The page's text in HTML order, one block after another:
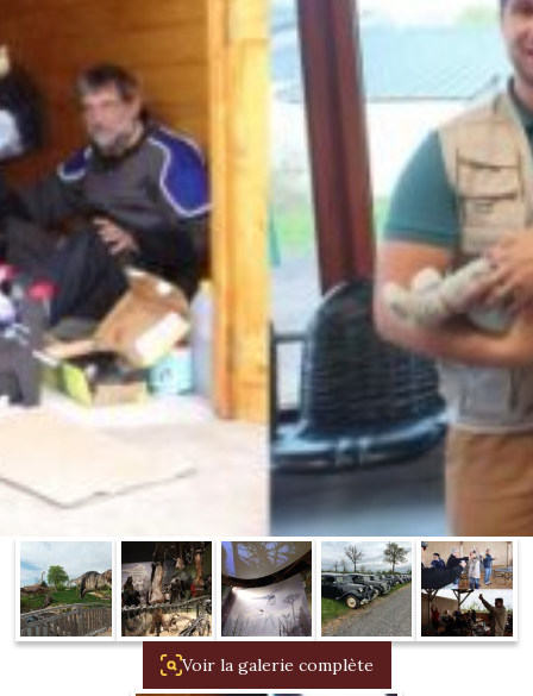
Notre local
La Boutique
Les pièces
L’assurance
Liens
La Revue
Les salons
La traction
La Traction des
membres
Bibliographie
Présentation 7
Présentation 11
Présentation 15 six
Evolution 7 et 11 -
1934/1941
Evolution 11 –
1945/1952
Voir la galerie complète